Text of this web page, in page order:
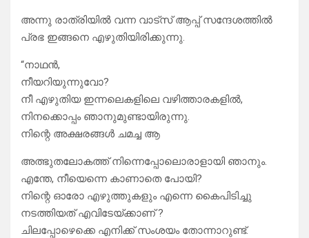
അന്നു രാത്രിയിൽ വന്ന വാട്സ് ആപ്പ് സന്ദേശത്തിൽ
പ്രഭ ഇങ്ങനെ എഴുതിയിരിക്കുന്നു.
“നാഥൻ,
നീയറിയുന്നുവോ?
നീ എഴുതിയ ഇന്നലെകളിലെ വഴിത്താരകളിൽ,
നിനക്കൊപ്പം ഞാനുമുണ്ടായിരുന്നു.
നിന്റെ അക്ഷരങ്ങൾ ചമച്ച ആ
അത്ഭുതലോകത്ത് നിന്നെപ്പോലൊരാളായി ഞാനും.
എന്തേ, നീയെന്നെ കാണാതെ പോയി?
നിന്റെ ഓരോ എഴുത്തുകളും എന്നെ കൈപിടിച്ചു
നടത്തിയത് എവിടേയ്ക്കാണ് ?
ചിലപ്പോഴെക്കെ എനിക്ക് സംശയം തോന്നാറുണ്ട്.